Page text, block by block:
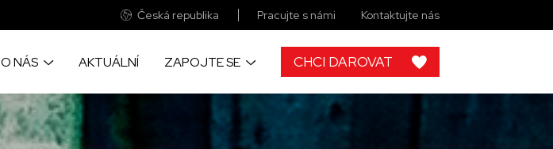
Česká republika Pracujte s námi Kontaktujte nás
O NÁS AKTUÁLNÍ ZAPOJTE SE CHCI DAROVAT